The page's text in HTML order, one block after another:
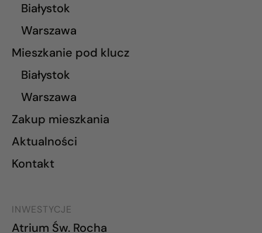
Białystok
Warszawa
Mieszkanie pod klucz
Białystok
Warszawa
Zakup mieszkania
Aktualności
Kontakt
INWESTYCJE
Atrium Św. Rocha